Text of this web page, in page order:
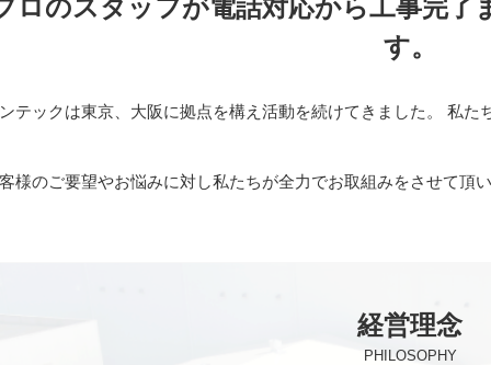
ロのスタッフが電話対応から工事完了
す。
テックは東京、大阪に拠点を構え活動を続けてきました。 私
様のご要望やお悩みに対し私たちが全力でお取組みをさせて頂
経営理念
PHILOSOPHY